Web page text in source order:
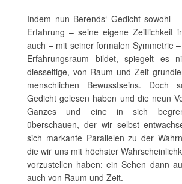
Indem nun Berends‘ Gedicht sowohl
Erfahrung – seine eigene Zeitlichkeit
auch – mit seiner formalen Symmetrie
Erfahrungsraum bildet, spiegelt es
diesseitige, von Raum und Zeit
menschlichen Bewusstseins. Doch
Gedicht gelesen haben und die neun
Ganzes und eine in sich
überschauen, der wir selbst
sich markante Parallelen zu der
die wir uns mit höchster
vorzustellen haben: ein Sehen dann
auch von Raum und Zeit.